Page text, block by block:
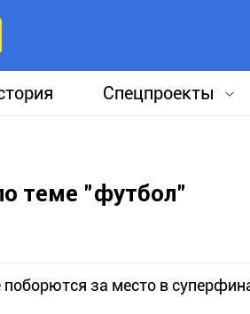
Спецпроекты
теме "футбол"
за место в